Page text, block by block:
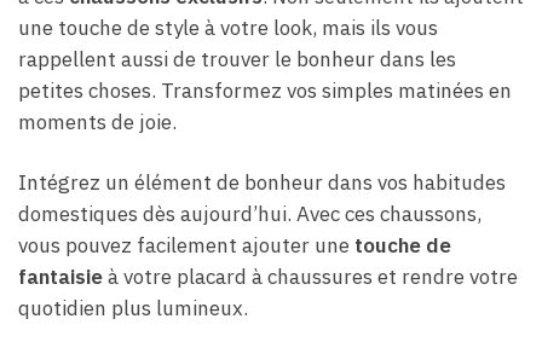
une touche de style à votre look, mais ils vous
rappellent aussi de trouver le bonheur dans les
petites choses. Transformez vos simples matinées en
moments de joie.
Intégrez un élément de bonheur dans vos habitudes
domestiques dès aujourd’hui. Avec ces chaussons,
vous pouvez facilement ajouter une touche de
fantaisieà votre placard à chaussures et rendre votre
quotidien plus lumineux.